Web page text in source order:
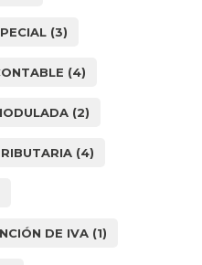
(3)
(4)
(2)
(4)
DE IVA (1)